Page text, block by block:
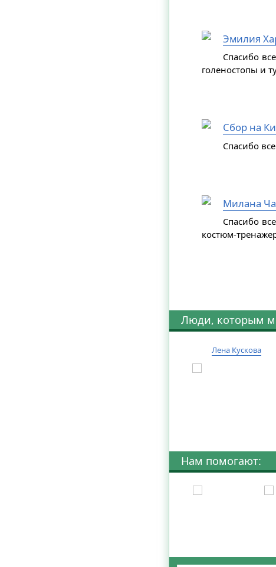
Эмилия
Спасибо
голеностопы и
Сбор на
Спасибо
Милана
Спасибо
костюм-
Люди, которым
Лена Кускова
Нам помогают: